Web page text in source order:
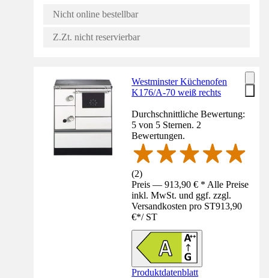
Nicht online bestellbar
Z.Zt. nicht reservierbar
Westminster Küchenofen
K176/A-70 weiß rechts
Durchschnittliche Bewertung:
5 von 5 Sternen. 2
Bewertungen.
(2)
Preis — 913,90 € * Alle Preise
inkl. MwSt. und ggf. zzgl.
Versandkosten pro ST913,90
€*/ ST
Produktdatenblatt